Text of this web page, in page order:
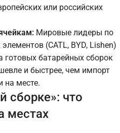
или российских
Мировые лидеры по
(CATL, BYD, Lishen)
готовых батарейных сборок
и быстрее, чем импорт
на месте.
сборке»: что
местах